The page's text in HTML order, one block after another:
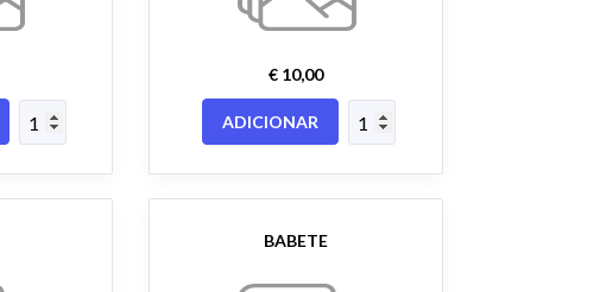
€ 10,00
ADICIONAR
BABETE